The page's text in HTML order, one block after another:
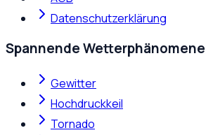
Datenschutzerklärung
Spannende Wetterphänomene
Gewitter
Hochdruckkeil
Tornado